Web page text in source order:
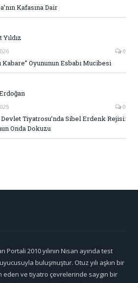
Kafasına Dair
Yıldız
0
Kabare” Oyununun Esbabı Mucibesi
0
Tiyatrosu’nda Sibel Erdenk Rejisi:
Onda Dokuzu
Portali 2010 yılının Nisan ayında test
buluşmuştur. Otuz yılı aşkın bir
eden ve tiyatro çevrelerinde saygın bir